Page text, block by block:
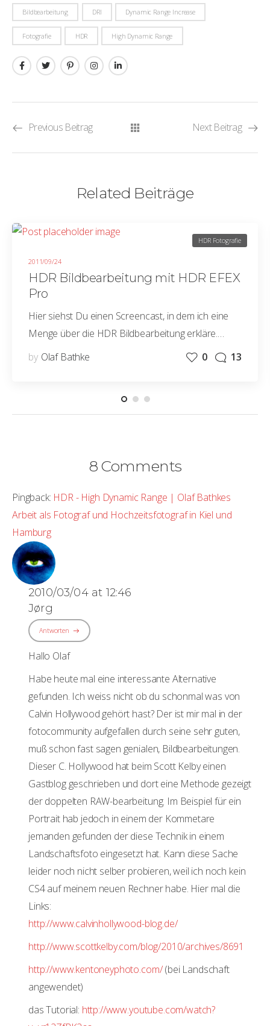
Bildbearbeitung DRI Dynamic Range Increase
Fotografie HDR High Dynamic Range
Previous Beitrag Next Beitrag
Related Beiträge
2011/09/24
HDR Fotografie
HDR Bildbearbeitung mit HDR EFEX
Pro
Hier siehst Du einen Screencast, in dem ich eine
Menge über die HDR Bildbearbeitung erkläre.…
by Olaf Bathke 0 13
8 Comments
Pingback: HDR - High Dynamic Range | Olaf Bathkes
Arbeit als Fotograf und Hochzeitsfotograf in Kiel und
Hamburg
2010/03/04 at 12:46
Jørg
Antworten
Hallo Olaf
Habe heute mal eine interessante Alternative
gefunden. Ich weiss nicht ob du schonmal was von
Calvin Hollywood gehört hast? Der ist mir mal in der
fotocommunity aufgefallen durch seine sehr guten,
muß schon fast sagen genialen, Bildbearbeitungen.
Dieser C. Hollywood hat beim Scott Kelby einen
Gastblog geschrieben und dort eine Methode gezeigt
der doppelten RAW-bearbeitung. Im Beispiel für ein
Portrait hab jedoch in einem der Kommetare
jemanden gefunden der diese Technik in einem
Landschaftsfoto eingesetzt hat. Kann diese Sache
leider noch nicht selber probieren, weil ich noch kein
CS4 auf meinem neuen Rechner habe. Hier mal die
Links:
http://www.calvinhollywood-blog.de/
http://www.scottkelby.com/blog/2010/archives/8691
http://www.kentoneyphoto.com/(bei Landschaft
angewendet)
das Tutorial: http://www.youtube.com/watch?